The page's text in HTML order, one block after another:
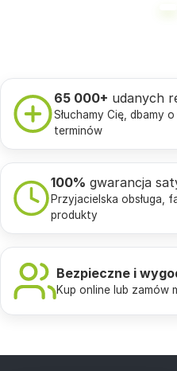
65 000+ udanych
Słuchamy Cię, dbamy
terminów
100% gwarancja
Przyjacielska obsługa,
produkty
Bezpieczne i
Kup online lub zamów